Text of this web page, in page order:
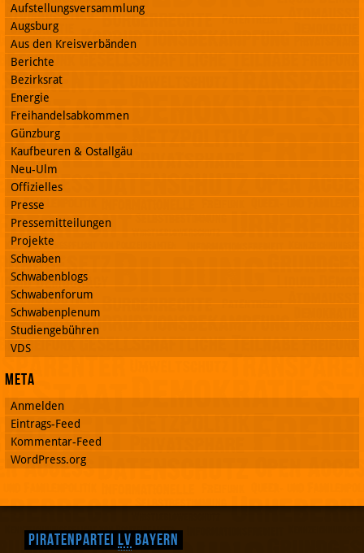
Aufstellungsversammlung
Augsburg
Aus den Kreisverbänden
Berichte
Bezirksrat
Energie
Freihandelsabkommen
Günzburg
Kaufbeuren & Ostallgäu
Neu-Ulm
Offizielles
Presse
Pressemitteilungen
Projekte
Schwaben
Schwabenblogs
Schwabenforum
Schwabenplenum
Studiengebühren
VDS
Meta
Anmelden
Eintrags-Feed
Kommentar-Feed
WordPress.org
Piratenpartei LV Bayern